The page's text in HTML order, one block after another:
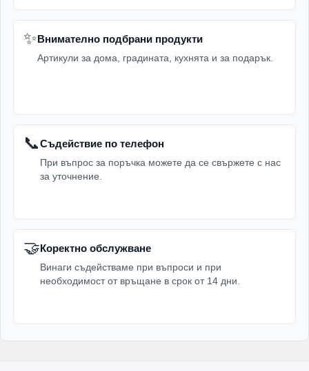
✨Внимателно подбрани продукти
Артикули за дома, градината, кухнята и за подарък.
📞Съдействие по телефон
При въпрос за поръчка можете да се свържете с нас
за уточнение.
🤝Коректно обслужване
Винаги съдействаме при въпроси и при
необходимост от връщане в срок от 14 дни.